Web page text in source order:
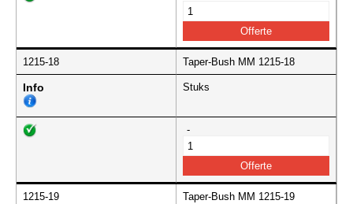
1215-18 Taper-Bush MM 1215-18
Info Stuks
-
1215-19 Taper-Bush MM 1215-19